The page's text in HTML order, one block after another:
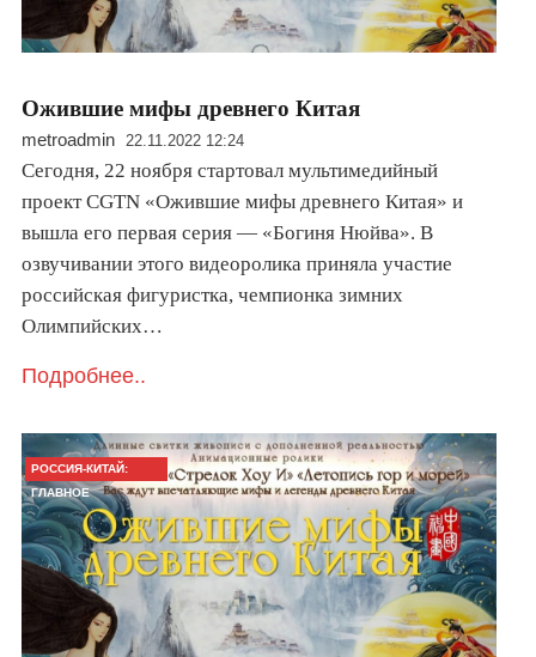
Ожившие мифы древнего Китая
metroadmin 22.11.2022 12:24
Сегодня, 22 ноября стартовал мультимедийный
проект CGTN «Ожившие мифы древнего Китая» и
вышла его первая серия — «Богиня Нюйва». В
озвучивании этого видеоролика приняла участие
российская фигуристка, чемпионка зимних
Олимпийских…
Подробнее..
РОССИЯ-КИТАЙ:
ГЛАВНОЕ